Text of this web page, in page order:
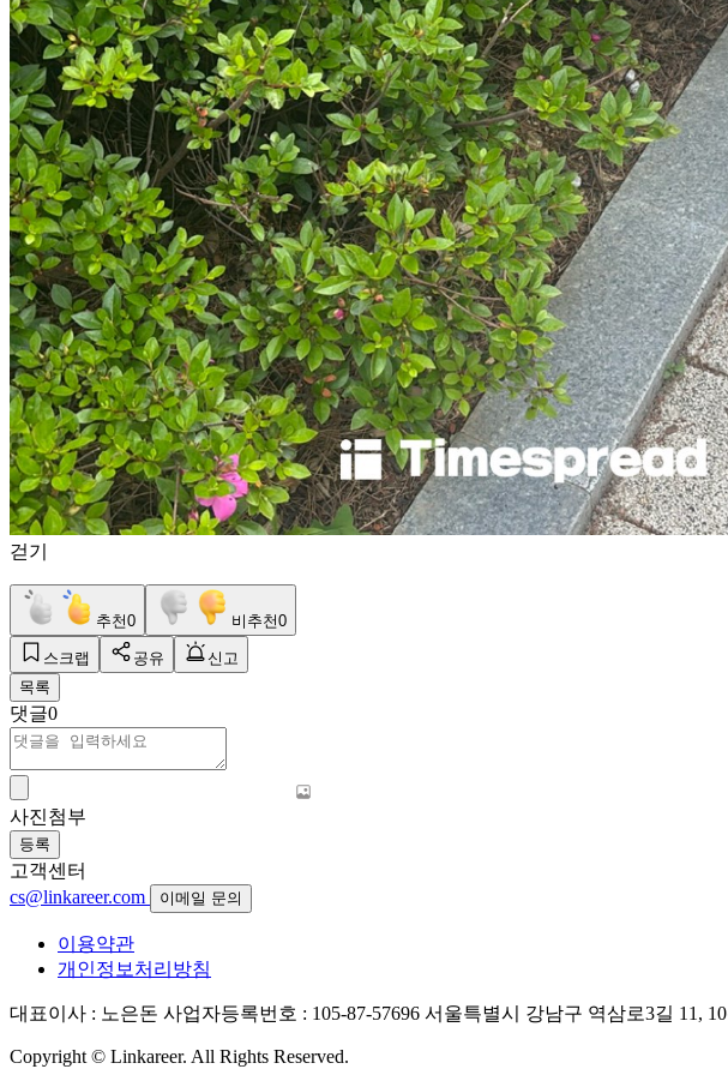
걷기
추천0 비추천0
스크랩 공유
신고
목록
댓글0
사진첨부
등록
고객센터
cs@linkareer.com
이메일 문의
이용약관
개인정보처리방침
대표이사 : 노은돈 사업자등록번호 : 105-87-57696 서울특별시 강남구 역삼로3길 11, 10
Copyright © Linkareer. All Rights Reserved.